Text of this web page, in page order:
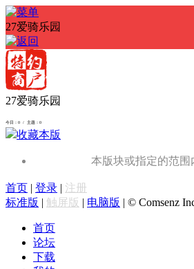
27爱骑乐园
27爱骑乐园
今日：0 / 主题：0
收藏本版
本版块或指定的范围
首页 | 登录 | 注册
标准版 | 触屏版 | 电脑版 | © Comsenz
首页
论坛
下载